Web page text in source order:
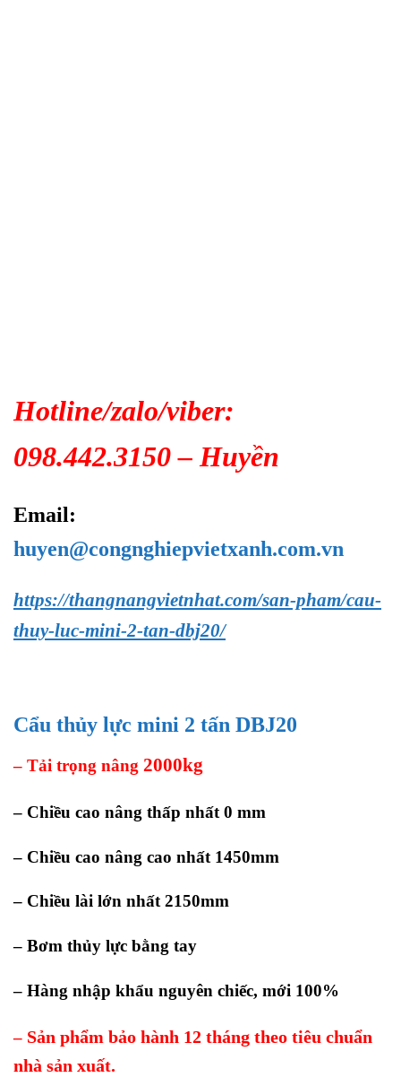
Hotline/zalo/viber:
098.442.3150 – Huyền
Email:
huyen@congnghiepvietxanh.com.vn
https://thangnangvietnhat.com/san-pham/cau-
thuy-luc-mini-2-tan-dbj20/
Cẩu thủy lực mini 2 tấn DBJ20
– Tải trọng nâng 2000kg
– Chiều cao nâng thấp nhất 0 mm
– Chiều cao nâng cao nhất 1450mm
– Chiều lài lớn nhất 2150mm
– Bơm thủy lực bằng tay
– Hàng nhập khẩu nguyên chiếc, mới 100%
– Sản phẩm bảo hành 12 tháng theo tiêu chuẩn
nhà sản xuất.